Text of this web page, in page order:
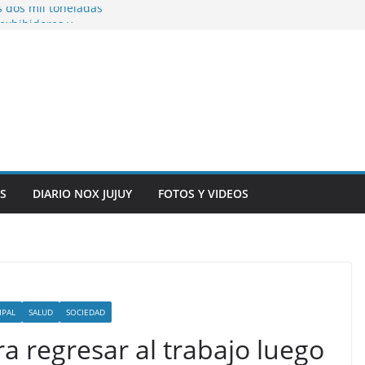
dos mil toneladas
general del
DIARIO NOX JUJUY FOTOS Y VIDEOS
SALUD SOCIEDAD
regresar al trabajo luego